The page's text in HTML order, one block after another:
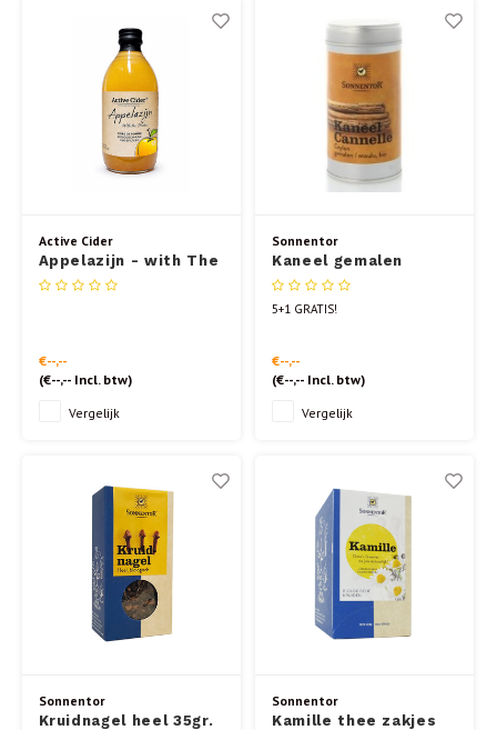
Active Cider
Appelazijn - with The
Mother 500 ml
€--,--
(€--,--Incl. btw)
Vergelijk
Sonnentor
Kaneel gemalen
strooibus 40gr.
5+1 GRATIS!
€--,--
(€--,-- Incl. btw)
Vergelijk
Sonnentor
Kruidnagel heel 35gr.
Sonnentor
Kamille thee zakjes